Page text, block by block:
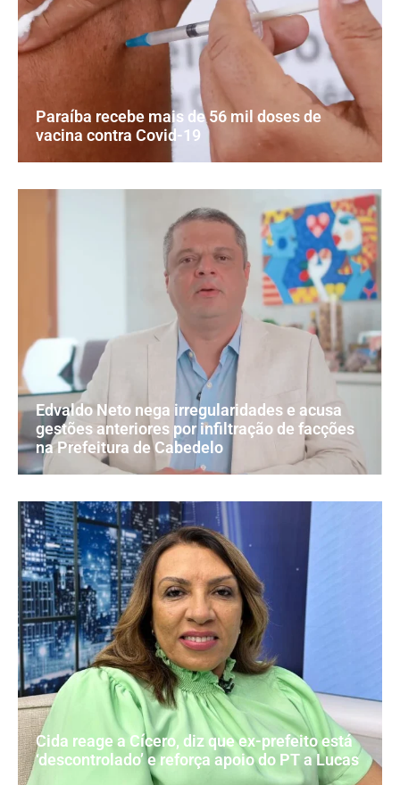
Paraíba recebe mais de 56 mil doses de
vacina contra Covid-19
Edvaldo Neto nega irregularidades e acusa
gestões anteriores por infiltração de facções
na Prefeitura de Cabedelo
Cida reage a Cícero, diz que ex-prefeito está
‘descontrolado’ e reforça apoio do PT a Lucas